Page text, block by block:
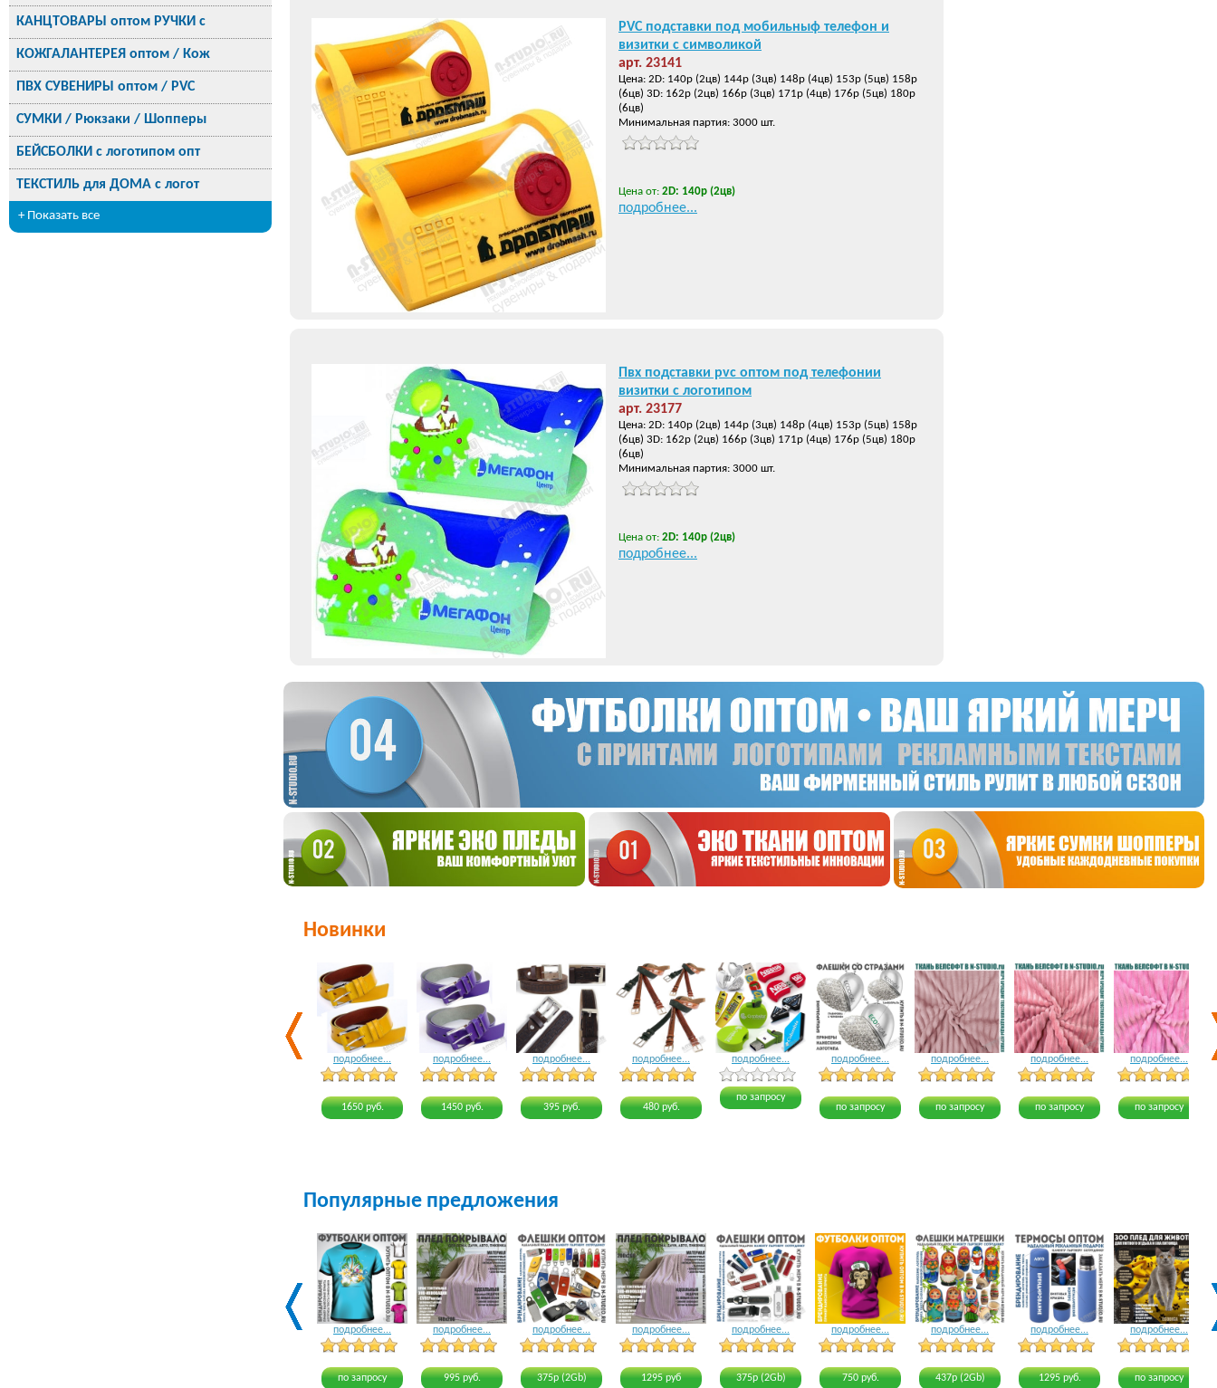
КАНЦТОВАРЫ оптом РУЧКИ с
КОЖГАЛАНТЕРЕЯ оптом / Кож
ПВХ СУВЕНИРЫ оптом / PVC
СУМКИ / Рюкзаки / Шопперы
БЕЙСБОЛКИ с логотипом опт
ТЕКСТИЛЬ для ДОМА с логот
+ Показать все
PVC подставки под мобильныф телефон и
визитки с символикой
арт. 23141
Цена: 2D: 140р (2цв) 144р (3цв) 148р (4цв) 153р (5цв) 158р
(6цв) 3D: 162р (2цв) 166р (3цв) 171р (4цв) 176р (5цв) 180р
(6цв)
Минимальная партия: 3000 шт.
Цена от: 2D: 140р (2цв)
подробнее...
Пвх подставки pvc оптом под телефонии
визитки с логотипом
арт. 23177
Цена: 2D: 140р (2цв) 144р (3цв) 148р (4цв) 153р (5цв) 158р
(6цв) 3D: 162р (2цв) 166р (3цв) 171р (4цв) 176р (5цв) 180р
(6цв)
Минимальная партия: 3000 шт.
Цена от: 2D: 140р (2цв)
подробнее...
Новинки
подробнее...
4 голоса
1650 руб.
подробнее...
3 голоса
1450 руб.
подробнее...
3 голоса
395 руб.
подробнее...
4 голоса
480 руб.
подробнее...
по запросу
подробнее...
5 голосов
по запросу
подробнее...
12 голосов
по запросу
подробнее...
8 голосов
по запросу
подробнее...
по запросу
Популярные предложения
подробнее...
16 голосов
по запросу
подробнее...
16 голосов
995 руб.
подробнее...
19 голосов
375р (2Gb)
подробнее...
18 голосов
1295 руб
подробнее...
20 голосов
375р (2Gb)
подробнее...
21 голос
750 руб.
подробнее...
15 голосов
437р (2Gb)
подробнее...
19 голосов
1295 руб.
подробнее...
по запросу